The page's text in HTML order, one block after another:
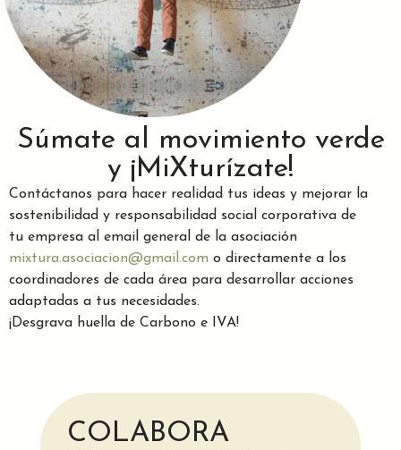
Súmate al movimiento verde
y ¡MiXturízate!
Contáctanos para hacer realidad tus ideas y mejorar la
sostenibilidad y responsabilidad social corporativa de
tu empresa al email general de la asociación
mixtura.asociacion@gmail.com o directamente a los
coordinadores de cada área para desarrollar acciones
adaptadas a tus necesidades.
¡Desgrava huella de Carbono e IVA!
COLABORA